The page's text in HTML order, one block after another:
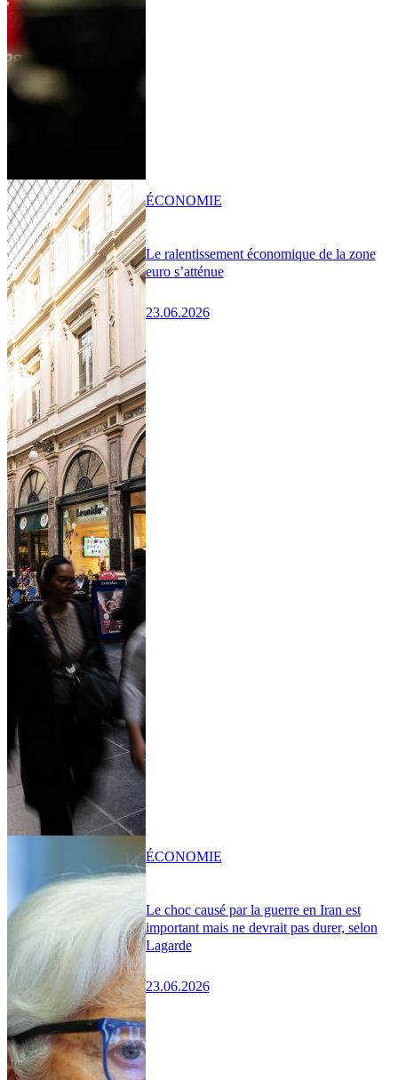
Le ralentissement économique de la zone
euro s’atténue
23.06.2026
ÉCONOMIE
Le choc causé par la guerre en Iran est
important mais ne devrait pas durer, selon
Lagarde
23.06.2026
ÉCONOMIE